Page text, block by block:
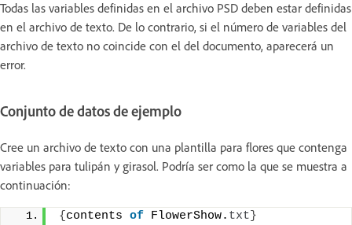
Todas las variables definidas en el archivo PSD deben estar definidas
en el archivo de texto. De lo contrario, si el número de variables del
archivo de texto no coincide con el del documento, aparecerá un
error.
Conjunto de datos de ejemplo
Cree un archivo de texto con una plantilla para flores que contenga
variables para tulipán y girasol. Podría ser como la que se muestra a
continuación:
{ contents of FlowerShow. txt }